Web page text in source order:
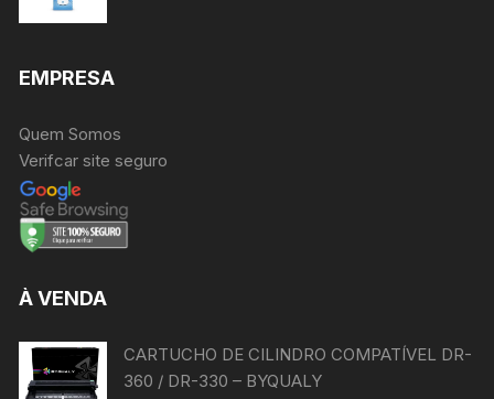
EMPRESA
Quem Somos
Verifcar site seguro
À VENDA
CARTUCHO DE CILINDRO COMPATÍVEL DR-
360 / DR-330 – BYQUALY